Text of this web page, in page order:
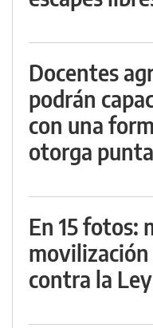
Docentes
podrán
con una
otorga
En 15 fotos:
contra la